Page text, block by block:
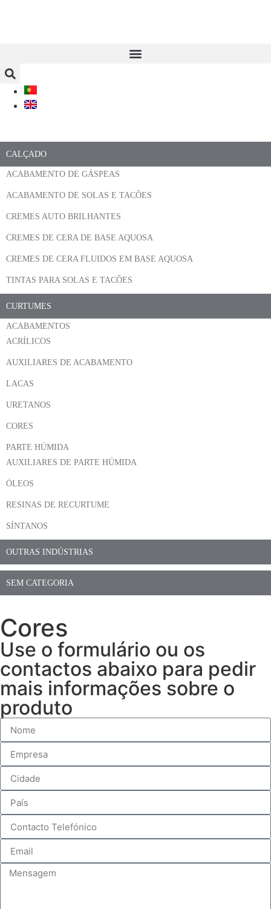
CALÇADO
ACABAMENTO DE GÁSPEAS
ACABAMENTO DE SOLAS E TACÕES
CREMES AUTO BRILHANTES
CREMES DE CERA DE BASE AQUOSA
CREMES DE CERA FLUIDOS EM BASE AQUOSA
TINTAS PARA SOLAS E TACÕES
CURTUMES
ACABAMENTOS
ACRÍLICOS
AUXILIARES DE ACABAMENTO
LACAS
URETANOS
CORES
PARTE HÚMIDA
AUXILIARES DE PARTE HÚMIDA
ÓLEOS
RESINAS DE RECURTUME
SÍNTANOS
OUTRAS INDÚSTRIAS
SEM CATEGORIA
Cores
Use o formulário ou os
contactos abaixo para pedir
mais informações sobre o
produto